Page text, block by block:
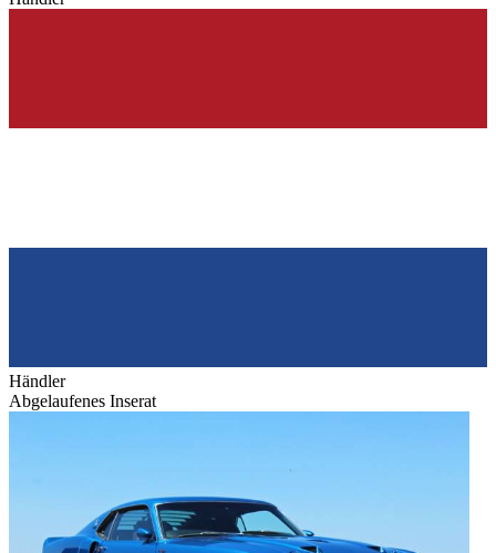
Händler
Abgelaufenes Inserat